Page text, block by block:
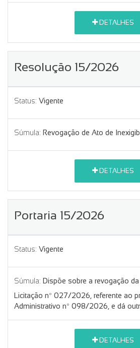
DETALHES
Resolução 15/2026
Status: Vigente
Súmula: Revogação de Ato de
DETALHES
Portaria 15/2026
Status: Vigente
Súmula: Dispõe sobre a revogação
Licitação nº 027/2026, referente ao
Administrativo nº 098/2026, e dá
DETALHES